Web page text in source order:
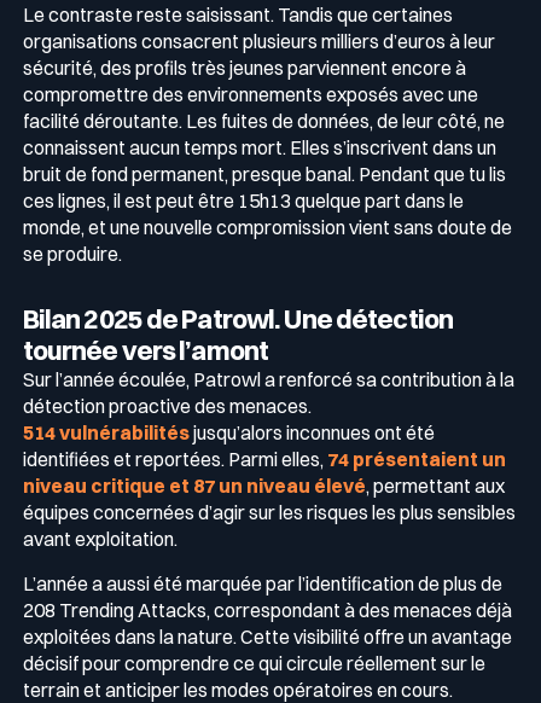
Le contraste reste saisissant. Tandis que certaines
organisations consacrent plusieurs milliers d’euros à leur
sécurité, des profils très jeunes parviennent encore à
compromettre des environnements exposés avec une
facilité déroutante. Les fuites de données, de leur côté, ne
connaissent aucun temps mort. Elles s’inscrivent dans un
bruit de fond permanent, presque banal. Pendant que tu lis
ces lignes, il est peut être 15h13 quelque part dans le
monde, et une nouvelle compromission vient sans doute de
se produire.
Bilan 2025 de Patrowl. Une détection
tournée vers l’amont
Sur l’année écoulée, Patrowl a renforcé sa contribution à la
détection proactive des menaces.
514 vulnérabilitésjusqu’alors inconnues ont été
identifiées et reportées. Parmi elles, 74 présentaient un
niveau critique et 87 un niveau élevé, permettant aux
équipes concernées d’agir sur les risques les plus sensibles
avant exploitation.
L’année a aussi été marquée par l’identification de plus de
208 Trending Attacks, correspondant à des menaces déjà
exploitées dans la nature. Cette visibilité offre un avantage
décisif pour comprendre ce qui circule réellement sur le
terrain et anticiper les modes opératoires en cours.